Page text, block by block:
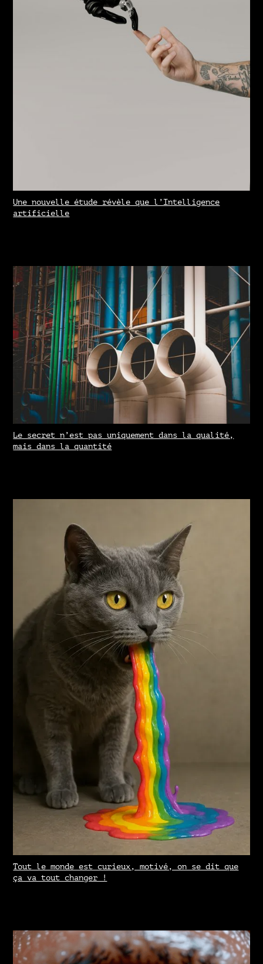
Une nouvelle étude révèle que l’Intelligence
artificielle
Le secret n’est pas uniquement dans la qualité,
mais dans la quantité
Tout le monde est curieux, motivé, on se dit que
ça va tout changer !